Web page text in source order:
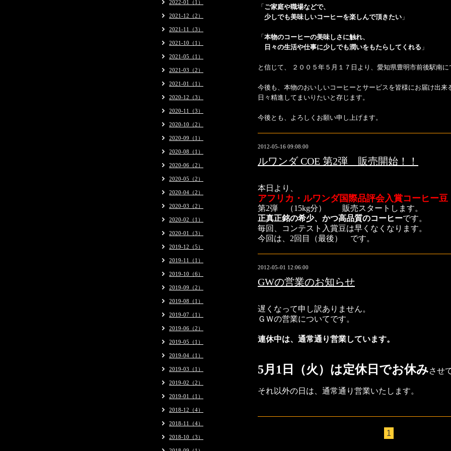
「 ご家庭や職場などで、
少しでも美味しいコーヒーを楽しんで頂きたい 」
「 本物のコーヒーの美味しさに触れ、
日々の生活や仕事に少しでも潤いをもたらしてくれる 」
と信じて、 ２００５年５月１７日より、愛知県豊明市前後駅南に
今後も、本物のおいしいコーヒーとサービスを皆様にお届け出来
日々精進してまいりたいと存じます。
今後とも、よろしくお願い申し上げます。
2012-05-16 09:08:00
ルワンダ COE 第2弾 販売開始！！
本日より、
アフリカ・ルワンダ国際品評会入賞コーヒー豆
第2弾 （15kg分） 販売スタート します。
正真正銘の希少、かつ高品質のコーヒーです。
毎回、コンテスト入賞豆は早くなくなります。
今回は、 2回目（最後） です。
2012-05-01 12:06:00
GWの営業のお知らせ
遅くなって申し訳ありません。
ＧＷの営業についてです。
連休中は、通常通り営業しています。
5月1日（火）は定休日でお休みさせ
それ以外の日は、通常通り営業いたします。
1
2022-01（1）
2021-12（2）
2021-11（3）
2021-10（1）
2021-05（1）
2021-03（2）
2021-01（1）
2020-12（3）
2020-11（3）
2020-10（2）
2020-09（1）
2020-08（1）
2020-06（2）
2020-05（2）
2020-04（2）
2020-03（2）
2020-02（1）
2020-01（3）
2019-12（5）
2019-11（1）
2019-10（6）
2019-09（2）
2019-08（1）
2019-07（1）
2019-06（2）
2019-05（1）
2019-04（1）
2019-03（1）
2019-02（2）
2019-01（1）
2018-12（4）
2018-11（4）
2018-10（3）